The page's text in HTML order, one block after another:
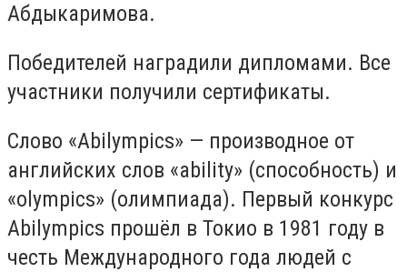
Абдыкаримова.
Победителей наградили дипломами. Все
участники получили сертификаты.
Слово «Abilympics» — производное от
английских слов «ability» (способность) и
«olympics» (олимпиада). Первый конкурс
Abilympics прошёл в Токио в 1981 году в
честь Международного года людей с